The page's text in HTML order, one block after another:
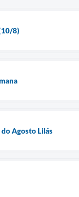
8)
do Agosto Lilás